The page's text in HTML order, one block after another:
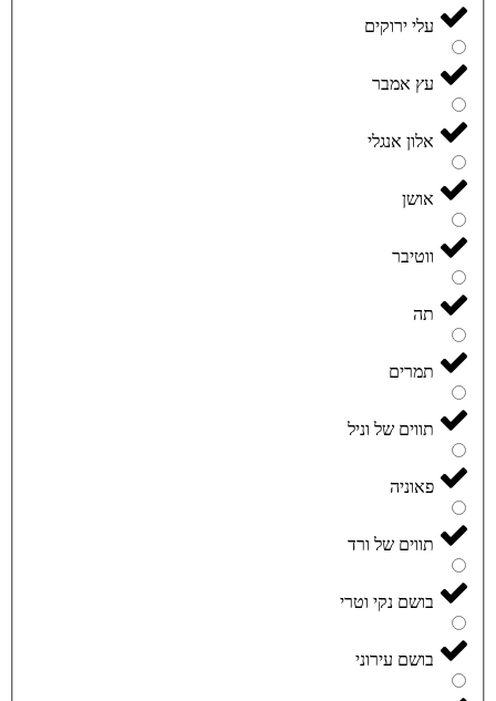
עלי ירוקים
עץ אמבר
אלון אנגלי
אושן
ווטיבר
תה
תמרים
תווים של וניל
פאוניה
תווים של ורד
בושם נקי וטרי
בושם עירוני